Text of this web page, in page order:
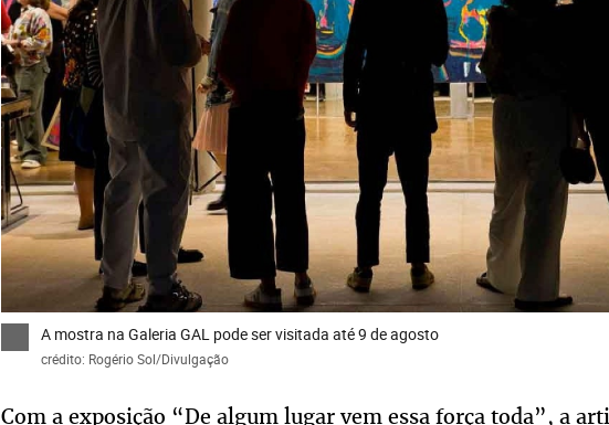
A mostra na Galeria GAL pode ser visitada até 9 de agosto
crédito: Rogério Sol/Divulgação
Com a exposição “De algum lugar vem essa força toda”, a